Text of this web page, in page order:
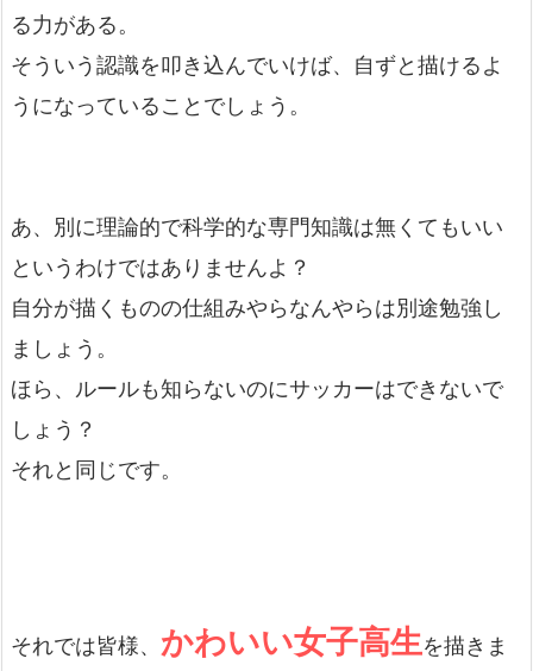
る力がある。
そういう認識を叩き込んでいけば、自ずと描けるよ
うになっていることでしょう。
あ、別に理論的で科学的な専門知識は無くてもいい
というわけではありませんよ？
自分が描くものの仕組みやらなんやらは別途勉強し
ましょう。
ほら、ルールも知らないのにサッカーはできないで
しょう？
それと同じです。
それでは皆様、 かわいい女子高生を描きま